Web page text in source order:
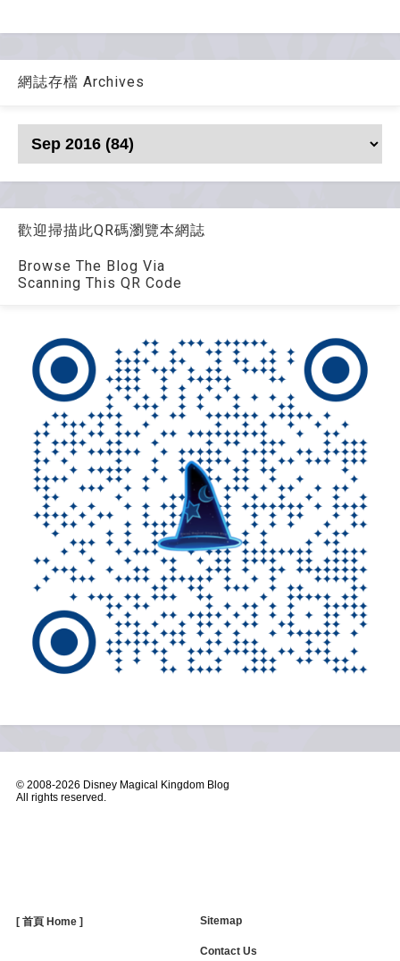
網誌存檔 Archives
歡迎掃描此QR碼瀏覽本網誌
Browse The Blog Via
Scanning This QR Code
© 2008-2026 Disney Magical Kingdom Blog
All rights reserved.
[ 首頁 Home ] Sitemap
Contact Us